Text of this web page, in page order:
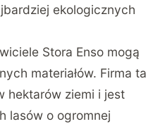
ekologicznych
Stora Enso mogą
materiałów. Firma ta
hektarów ziemi i jest
lasów o ogromnej